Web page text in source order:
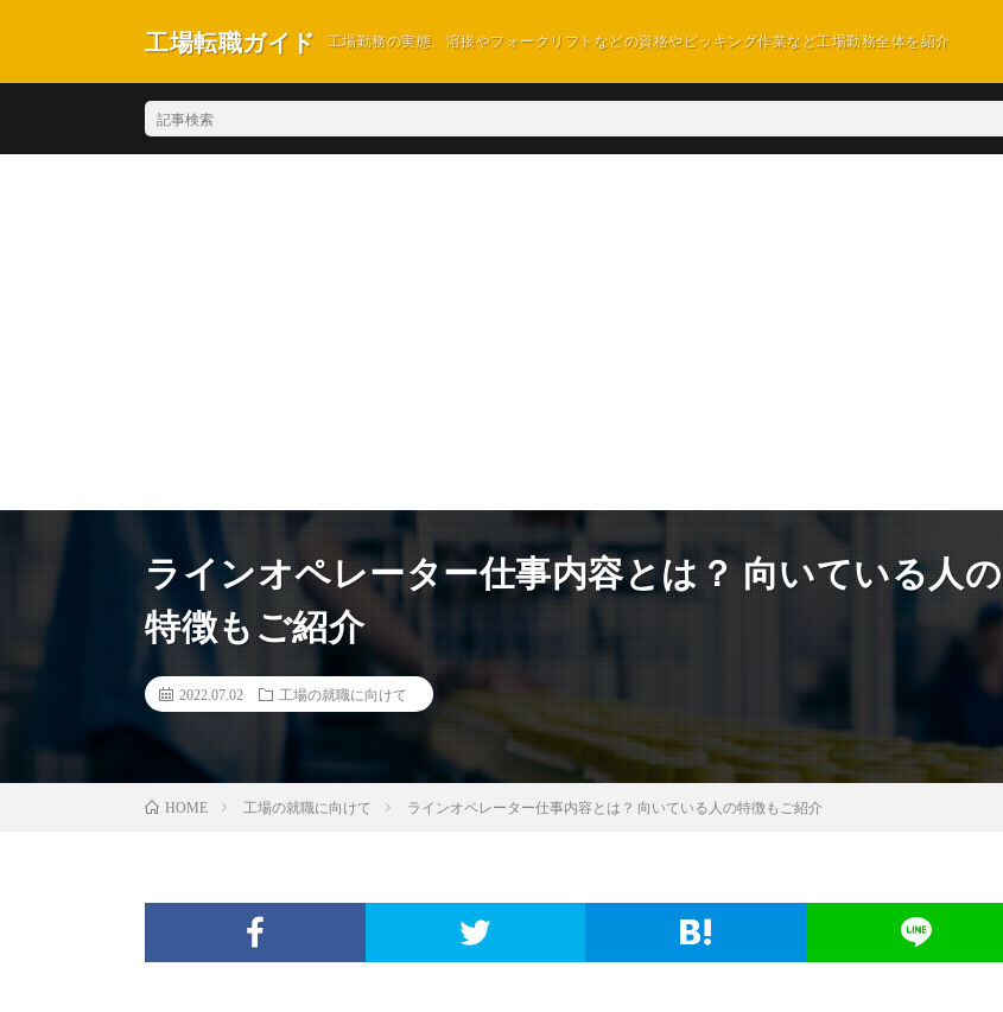
工場転職ガイド 工場勤務の実態、溶接やフォークリフトなどの資格やピッキング作業など工場勤務全体を紹介
ラインオペレーター仕事内容とは？ 向いている人の
特徴もご紹介
2022.07.02 工場の就職に向けて
HOME 工場の就職に向けて ラインオペレーター仕事内容とは？ 向いている人の特徴もご紹介